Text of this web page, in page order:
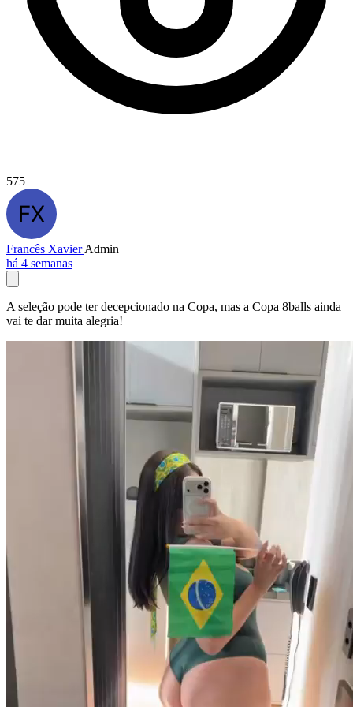
575
Francês XavierAdmin
há 4 semanas
A seleção pode ter decepcionado na Copa, mas a Copa 8balls ainda
vai te dar muita alegria!